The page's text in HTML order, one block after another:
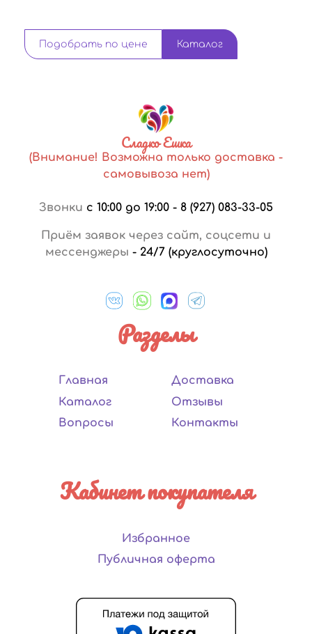
Подобрать по цене Каталог
Сладко Ешка
(Внимание! Возможна только доставка -
самовывоза нет)
Звонки с 10:00 до 19:00 - 8 (927) 083-33-05
Приём заявок через сайт, соцсети и
мессенджеры - 24/7 (круглосуточно)
Разделы
Главная
Каталог
Вопросы
Доставка
Отзывы
Контакты
Кабинет покупателя
Избранное
Публичная оферта